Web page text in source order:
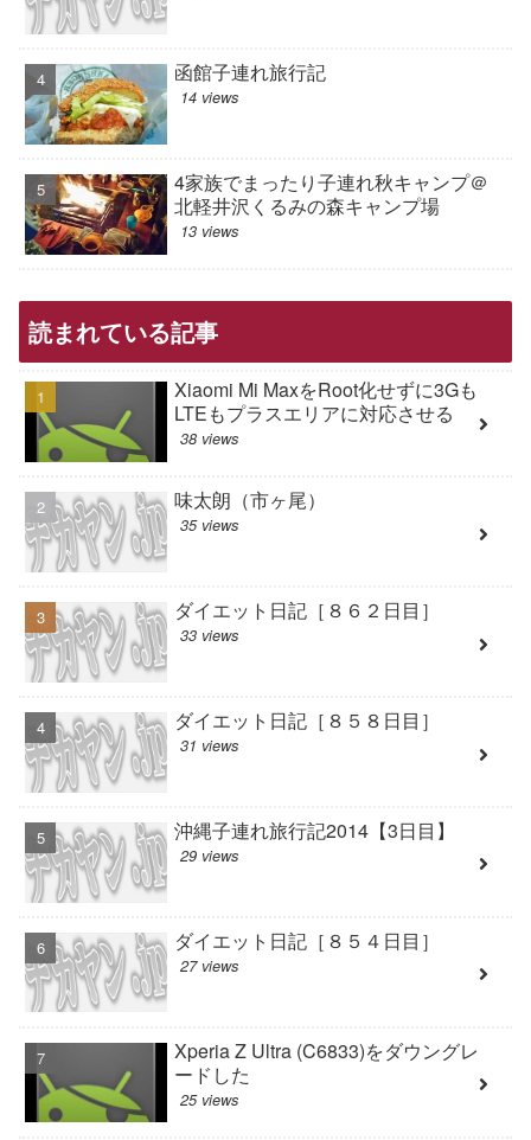
函館子連れ旅行記
14 views
4家族でまったり子連れ秋キャンプ＠
北軽井沢くるみの森キャンプ場
13 views
読まれている記事
Xiaomi Mi MaxをRoot化せずに3Gも
LTEもプラスエリアに対応させる
38 views
味太朗（市ヶ尾）
35 views
ダイエット日記［８６２日目］
33 views
ダイエット日記［８５８日目］
31 views
沖縄子連れ旅行記2014【3日目】
29 views
ダイエット日記［８５４日目］
27 views
Xperia Z Ultra (C6833)をダウングレ
ードした
25 views